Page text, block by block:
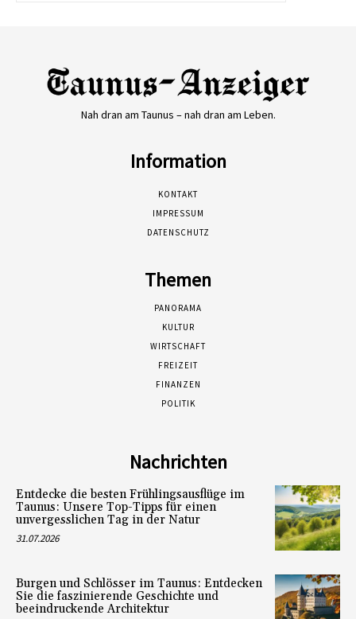
Nah dran am Taunus – nah dran am Leben.
Information
KONTAKT
IMPRESSUM
DATENSCHUTZ
Themen
PANORAMA
KULTUR
WIRTSCHAFT
FREIZEIT
FINANZEN
POLITIK
Nachrichten
Entdecke die besten Frühlingsausflüge im
Taunus: Unsere Top-Tipps für einen
unvergesslichen Tag in der Natur
31.07.2026
Burgen und Schlösser im Taunus: Entdecken
Sie die faszinierende Geschichte und
beeindruckende Architektur